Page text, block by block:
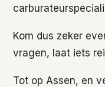
Kom dus zeker
vragen, laat iets
Tot op Assen, en